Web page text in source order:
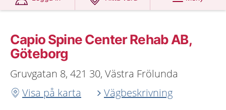
Capio Spine Center Rehab AB,
Göteborg
Gruvgatan 8, 421 30, Västra Frölunda
Visa på karta
Vägbeskrivning